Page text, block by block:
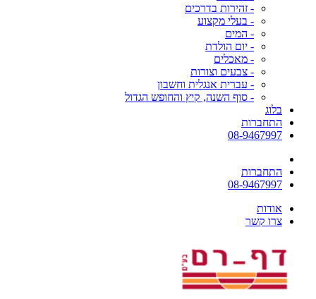
- זהירות בדרכים
- בעלי מקצוע
- המים
- יום הולדת
- מאכלים
- צבעים וצורות
- עברית אנגלית וחשבון
- סוף השנה, קיץ והחופש הגדול
בלוג
התחברות
08-9467997
התחברות
08-9467997
אודות
צרו קשר